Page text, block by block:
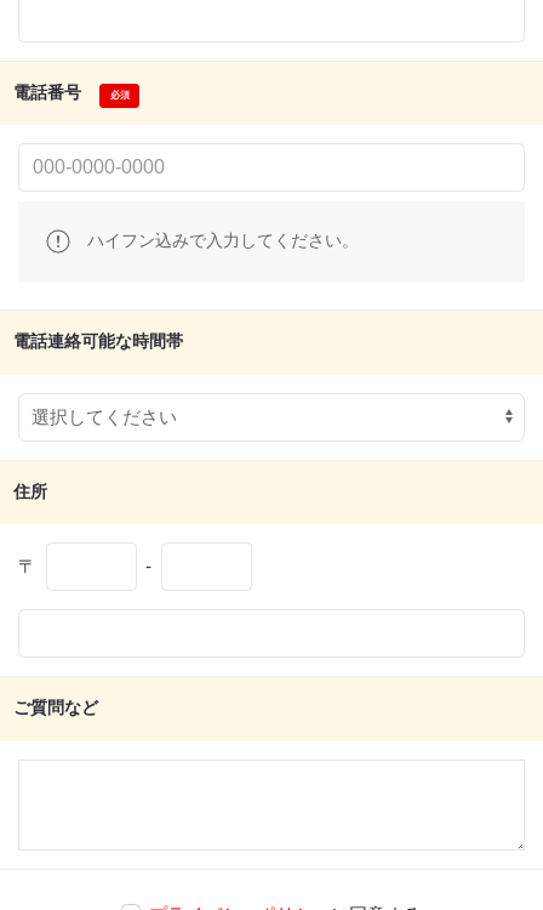
電話番号
ハイフン込みで入力してください。
電話連絡可能な時間帯
住所
〒 -
ご質問など